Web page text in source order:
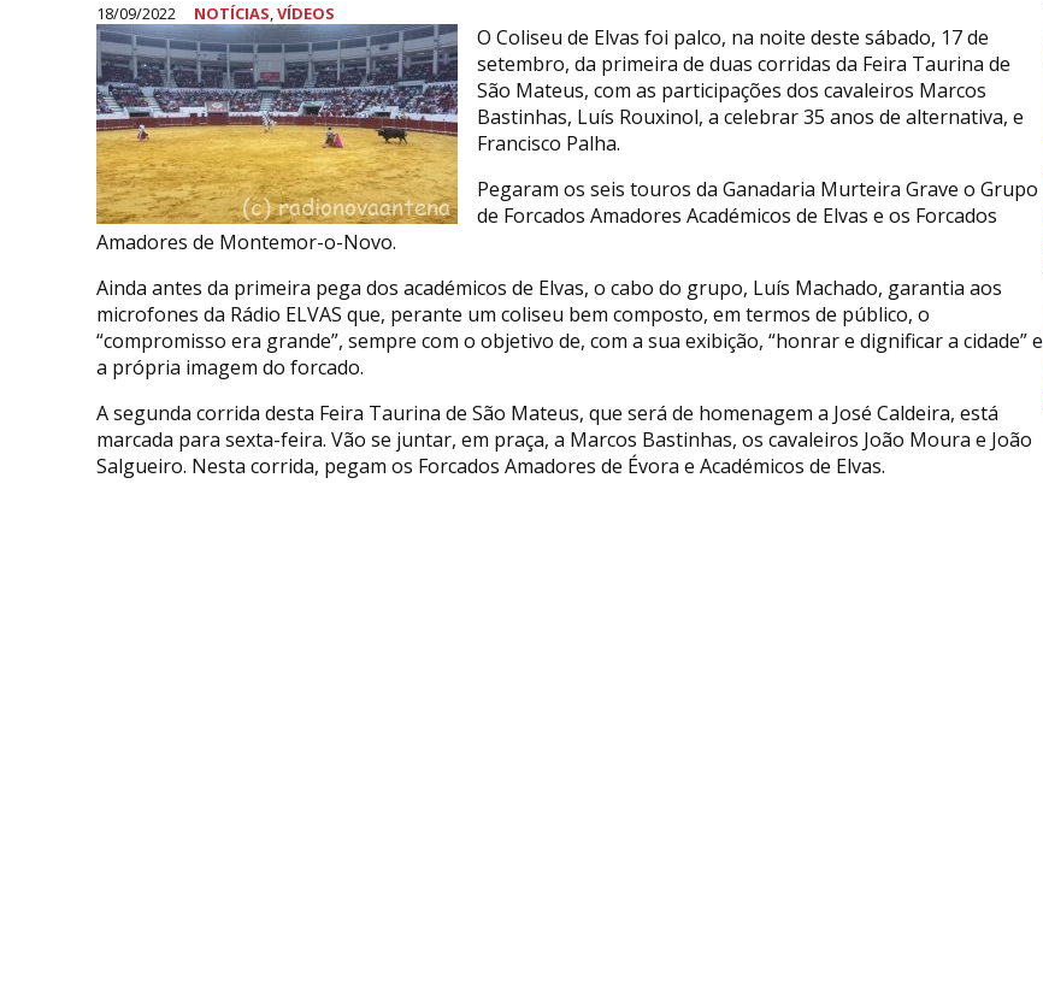
18/09/2022 NOTÍCIAS,VÍDEOS
O Coliseu de Elvas foi palco, na noite deste sábado, 17 de
setembro, da primeira de duas corridas da Feira Taurina de
São Mateus, com as participações dos cavaleiros Marcos
Bastinhas, Luís Rouxinol, a celebrar 35 anos de alternativa, e
Francisco Palha.
Pegaram os seis touros da Ganadaria Murteira Grave o Grupo
de Forcados Amadores Académicos de Elvas e os Forcados
Amadores de Montemor-o-Novo.
Ainda antes da primeira pega dos académicos de Elvas, o cabo do grupo, Luís Machado, garantia aos
microfones da Rádio ELVAS que, perante um coliseu bem composto, em termos de público, o
“compromisso era grande”, sempre com o objetivo de, com a sua exibição, “honrar e dignificar a cidade” e
a própria imagem do forcado.
A segunda corrida desta Feira Taurina de São Mateus, que será de homenagem a José Caldeira, está
marcada para sexta-feira. Vão se juntar, em praça, a Marcos Bastinhas, os cavaleiros João Moura e João
Salgueiro. Nesta corrida, pegam os Forcados Amadores de Évora e Académicos de Elvas.